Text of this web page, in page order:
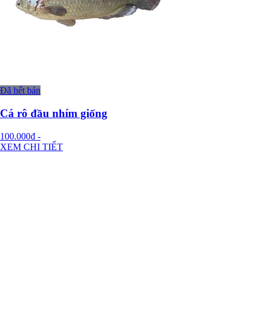
Đã hết bán
Cá rô đầu nhím giống
100.000đ -
XEM CHI TIẾT